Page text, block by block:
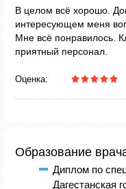
В целом всё хорошо.
интересующем меня
Мне всё понравилось.
приятный персонал.
Оценка:
Образование
Диплом по
Дагестанская